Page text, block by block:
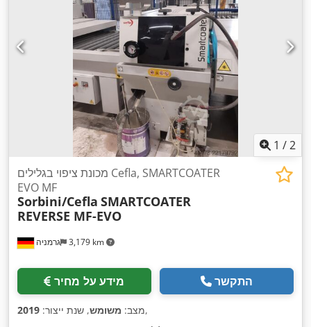
1 /2
גרמניה 3,179 km
מכונת ציפוי בגלילים Cefla, SMARTCOATER
EVO MF
Sorbini/Cefla SMARTCOATER
REVERSE MF-EVO
מידע על מחיר התקשר
מצב: משומש, שנת ייצור: 2019 ,